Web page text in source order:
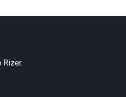
Rizer.